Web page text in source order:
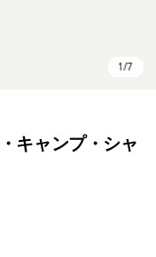
キャンプ・シャ